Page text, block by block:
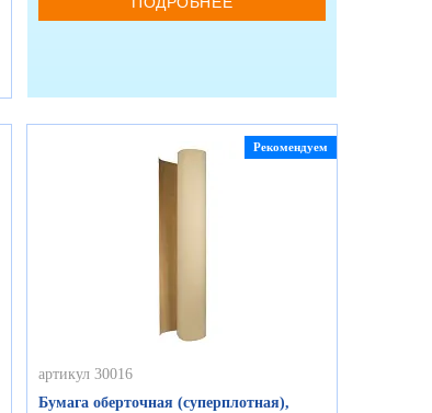
Рекомендуем
артикул 30016
Бумага оберточная (суперплотная),